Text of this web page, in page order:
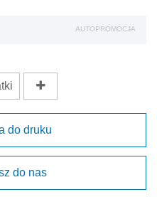
AUTOPROMOCJA
do druku
do nas